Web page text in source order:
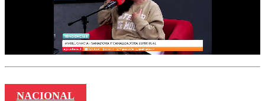
NACIONAL